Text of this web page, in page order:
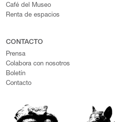
Café del Museo
Renta de espacios
CONTACTO
Prensa
Colabora con nosotros
Boletín
Contacto